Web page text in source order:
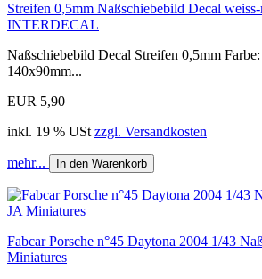
Streifen 0,5mm Naßschiebebild Decal
INTERDECAL
Naßschiebebild Decal Streifen 0,5mm
140x90mm...
EUR 5,90
inkl. 19 % USt zzgl. Versandkosten
mehr... In den Warenkorb
Fabcar Porsche n°45 Daytona 2004 1/43
Miniatures